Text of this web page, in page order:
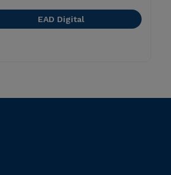
EAD Digital